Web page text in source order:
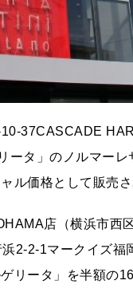
37CASCADE
ータ」のノルマー
ル価格として販売
店（横浜市西
2-2-1マークイズ
リータ」を半額の